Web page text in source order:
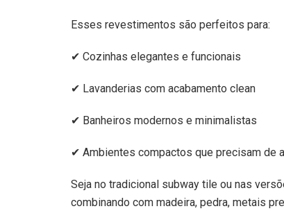
Esses revestimentos são perfeitos para:
✔ Cozinhas elegantes e funcionais
✔ Lavanderias com acabamento clean
✔ Banheiros modernos e minimalistas
✔ Ambientes compactos que precisam de
Seja no tradicional subway tile ou nas
combinando com madeira, pedra, metais